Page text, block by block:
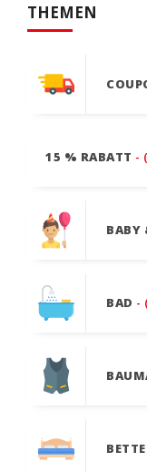
THEMEN
15 % RABATT -
BABY
BAD -